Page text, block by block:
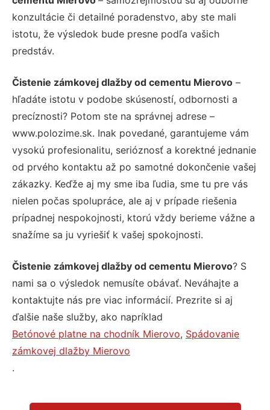
konzultácie či detailné poradenstvo, aby ste mali
istotu, že výsledok bude presne podľa vašich
predstáv.
Čistenie zámkovej dlažby od cementu Mierovo –
hľadáte istotu v podobe skúseností, odbornosti a
precíznosti? Potom ste na správnej adrese –
www.polozime.sk. Inak povedané, garantujeme vám
vysokú profesionalitu, serióznosť a korektné jednanie
od prvého kontaktu až po samotné dokončenie vašej
zákazky. Keďže aj my sme iba ľudia, sme tu pre vás
nielen počas spolupráce, ale aj v prípade riešenia
prípadnej nespokojnosti, ktorú vždy berieme vážne a
snažíme sa ju vyriešiť k vašej spokojnosti.
Čistenie zámkovej dlažby od cementu Mierovo? S
nami sa o výsledok nemusíte obávať. Neváhajte a
kontaktujte nás pre viac informácií. Prezrite si aj
ďalšie naše služby, ako napríklad
Betónové platne na chodník Mierovo, Spádovanie
zámkovej dlažby Mierovo
.